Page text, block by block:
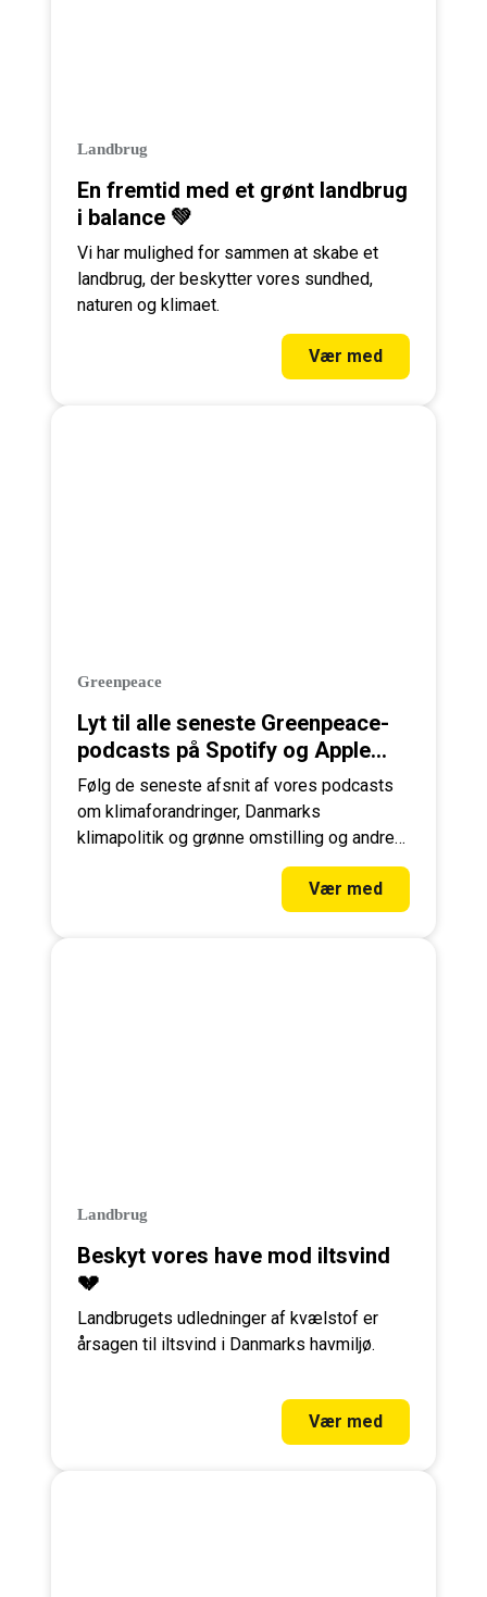
Landbrug
En fremtid med et grønt landbrug
i balance 💚
Vi har mulighed for sammen at skabe et
landbrug, der beskytter vores sundhed,
naturen og klimaet.
Vær med
Greenpeace
Lyt til alle seneste Greenpeace-
podcasts på Spotify og Apple
Podcasts
Følg de seneste afsnit af vores podcasts
om klimaforandringer, Danmarks
klimapolitik og grønne omstilling og andre
emner med vores klimahelte og deres
Vær med
Landbrug
Beskyt vores have mod iltsvind
💔
Landbrugets udledninger af kvælstof er
årsagen til iltsvind i Danmarks havmiljø.
Vær med